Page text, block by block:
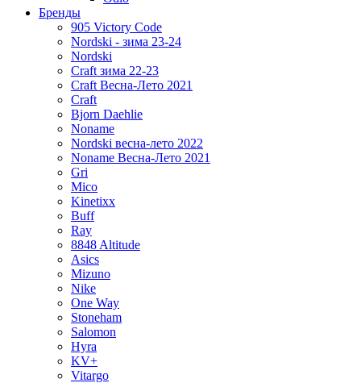
Бренды
905 Victory Code
Nordski - зима 23-24
Nordski
Craft зима 22-23
Craft Весна-Лето 2021
Craft
Bjorn Daehlie
Noname
Nordski весна-лето 2022
Noname Весна-Лето 2021
Gri
Mico
Kinetixx
Buff
Ray
8848 Altitude
Asics
Mizuno
Nike
One Way
Stoneham
Salomon
Hyra
KV+
Vitargo